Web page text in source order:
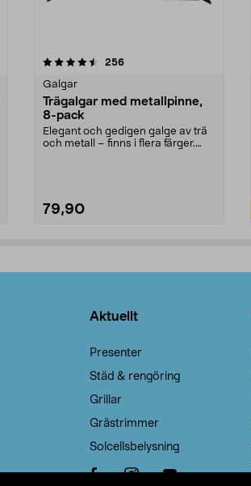
256recensioner
Galgar
Trägalgar med metallpinne,
8-pack
Elegant och gedigen galge av trä
och metall – finns i flera färger.
79,90
4.0av 5 stjärnor
Aktuellt
Presenter
Städ & rengöring
Grillar
Grästrimmer
Solcellsbelysning